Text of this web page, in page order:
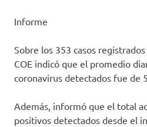
Informe
Sobre los 353 casos
COE indicó que el promedio
coronavirus detectados fue de
Además, informó que el total
positivos detectados desde el